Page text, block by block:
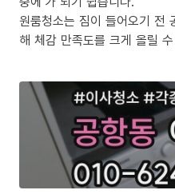
원룸청소는 짐이 들어오기 전
해 체감 만족도를 크게 올릴